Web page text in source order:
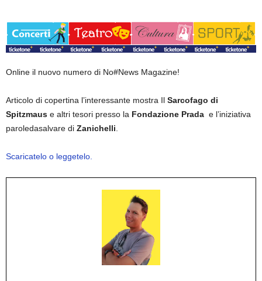
Online il nuovo numero di No#News Magazine!
Articolo di copertina l’interessante mostra Il Sarcofago di
Spitzmaus e altri tesori presso la Fondazione Prada e l’iniziativa
paroledasalvare di Zanichelli
Scaricatelo o leggetelo.